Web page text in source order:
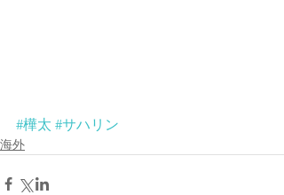
#樺太 #サハリン
海外